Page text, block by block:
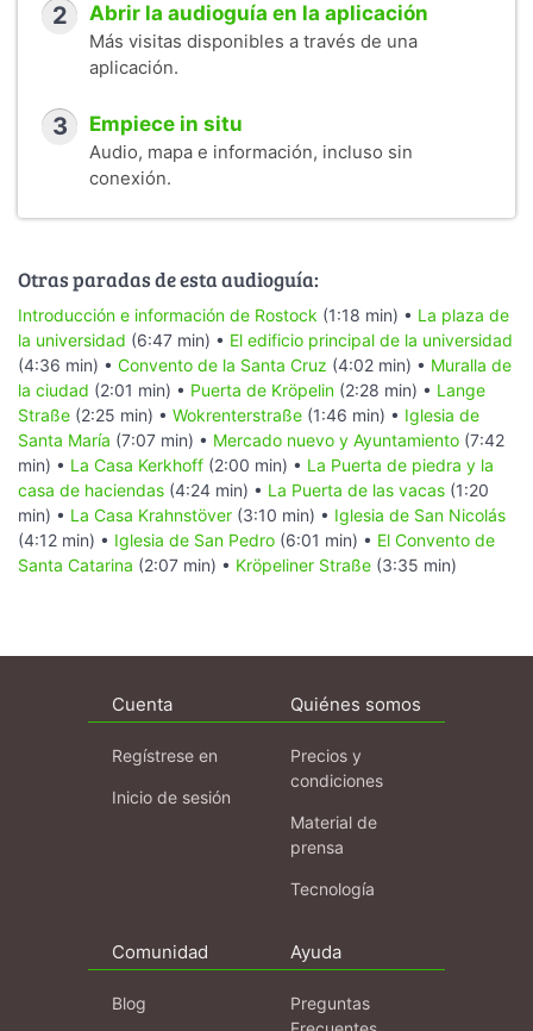
2 Abrir la audioguía en la aplicación
Más visitas disponibles a través de una
aplicación.
3 Empiece in situ
Audio, mapa e información, incluso sin
conexión.
Otras paradas de esta audioguía:
Introducción e información de Rostock (1:18 min) • La plaza de
la universidad (6:47 min) • El edificio principal de la universidad
(4:36 min) • Convento de la Santa Cruz (4:02 min) • Muralla de
la ciudad (2:01 min) • Puerta de Kröpelin (2:28 min) • Lange
Straße (2:25 min) • Wokrenterstraße (1:46 min) • Iglesia de
Santa María (7:07 min) • Mercado nuevo y Ayuntamiento (7:42
min) • La Casa Kerkhoff (2:00 min) • La Puerta de piedra y la
casa de haciendas (4:24 min) • La Puerta de las vacas (1:20
min) • La Casa Krahnstöver (3:10 min) • Iglesia de San Nicolás
(4:12 min) • Iglesia de San Pedro (6:01 min) • El Convento de
Santa Catarina (2:07 min) • Kröpeliner Straße (3:35 min)
Cuenta
Regístrese en
Inicio de sesión
Quiénes somos
Precios y
condiciones
Material de
prensa
Tecnología
Comunidad
Blog
Ayuda
Preguntas